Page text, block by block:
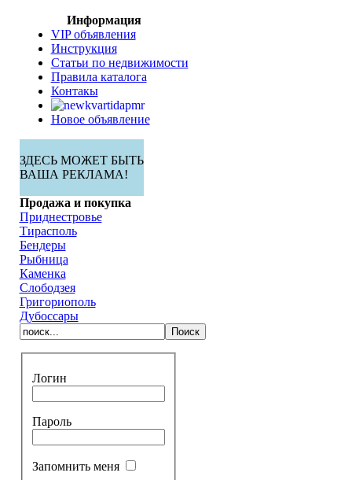
Информация
VIP объявления
Инструкция
Статьи по недвижимости
Правила каталога
Контакы
Новое объявление
ЗДЕСЬ МОЖЕТ БЫТЬ
ВАША РЕКЛАМА!
Продажа и покупка
Приднестровье
Тирасполь
Бендеры
Рыбница
Каменка
Слободзея
Григориополь
Дубоссары
Логин
Пароль
Запомнить меня